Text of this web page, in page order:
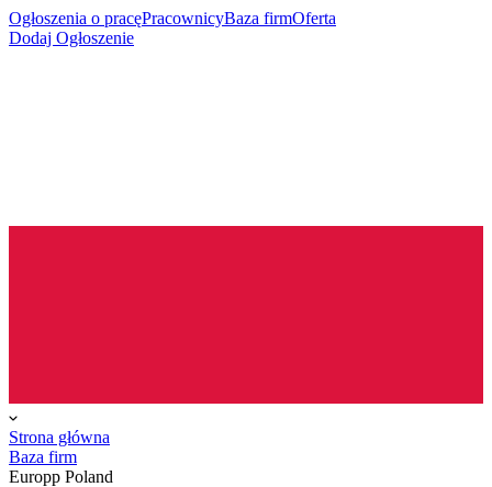
Ogłoszenia o pracęPracownicyBaza firmOferta
Dodaj Ogłoszenie
Strona główna
Baza firm
Europp Poland